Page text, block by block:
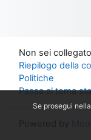
Non sei
Riepilogo della
Politiche
Passa al tema
Se prosegui